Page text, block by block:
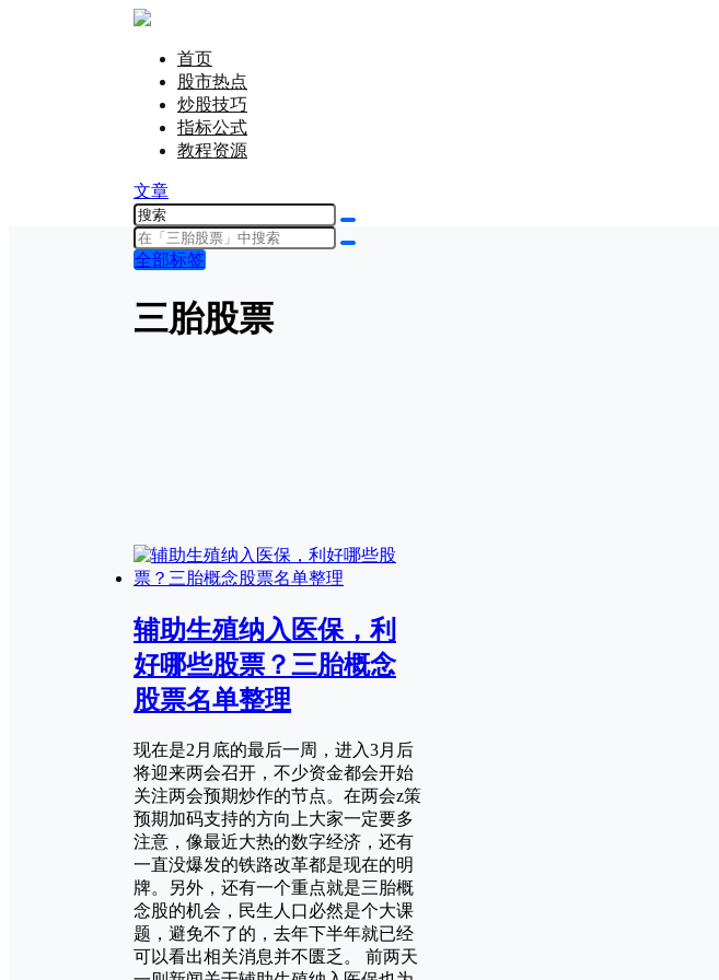
首页
股市热点
炒股技巧
指标公式
教程资源
文章
全部标签
三胎股票
辅助生殖纳入医保，利
好哪些股票？三胎概念
股票名单整理
现在是2月底的最后一周，进入3月后
将迎来两会召开，不少资金都会开始
关注两会预期炒作的节点。在两会z策
预期加码支持的方向上大家一定要多
注意，像最近大热的数字经济，还有
一直没爆发的铁路改革都是现在的明
牌。另外，还有一个重点就是三胎概
念股的机会，民生人口必然是个大课
题，避免不了的，去年下半年就已经
可以看出相关消息并不匮乏。 前两天